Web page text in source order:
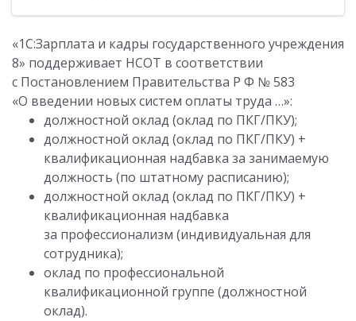
«1С:Зарплата и кадры государственного учреждения
8» поддерживает НСОТ в соответствии
с Постановлением Правительства Р Ф № 583
«О введении новых систем оплаты труда …»:
должностной оклад (оклад по ПКГ/ПКУ);
должностной оклад (оклад по ПКГ/ПКУ) +
квалификационная надбавка за занимаемую
должность (по штатному расписанию);
должностной оклад (оклад по ПКГ/ПКУ) +
квалификационная надбавка
за профессионализм (индивидуальная для
сотрудника);
оклад по профессиональной
квалификационной группе (должностной
оклад).